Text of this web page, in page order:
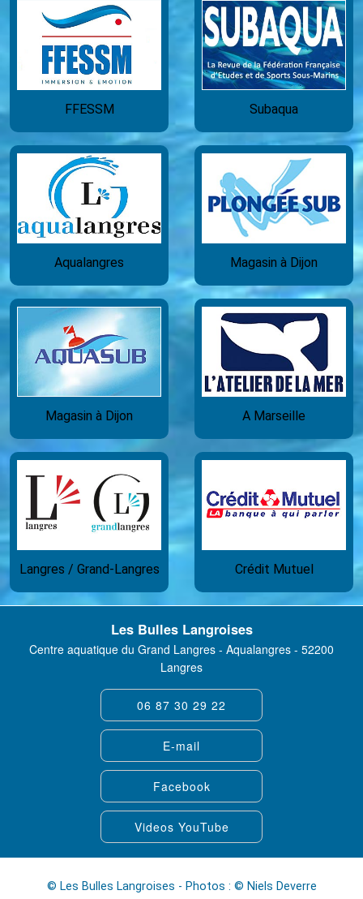
FFESSM Subaqua
Aqualangres Magasin à Dijon
Magasin à Dijon A Marseille
Langres / Grand-Langres Crédit Mutuel
Les Bulles Langroises
Centre aquatique du Grand Langres - Aqualangres - 52200
Langres
06 87 30 29 22
E-mail
Facebook
Videos YouTube
© Les Bulles Langroises - Photos : © Niels Deverre